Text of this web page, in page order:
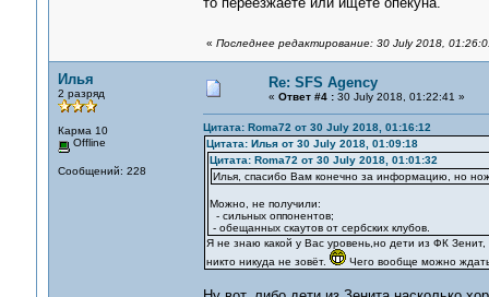
« Последнее редактирование: 30 July 2018,
Илья
2 разряд
Карма 10
Offline
Сообщений: 228
Re: SFS Agency
« Ответ #4 :30 July 2018, 01:22:41 »
Цитата: Roma72 от 30 July 2018, 01:16:12
Цитата: Илья от 30 July 2018, 01:09:18
Цитата: Roma72 от 30 July 2018, 01:01:32
Илья, спасибо Вам конечно за информацию, но
Можно, не получили:
- сильных оппонентов;
- обещанных скаутов от сербских клубов.
Я не знаю какой у Вас уровень,но дети из ФК
никто никуда не зовёт.
Чего вообще можно